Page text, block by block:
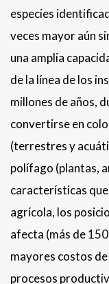
especies
veces mayor aún
una amplia
de la línea de los
millones de años,
convertirse en
(terrestres y
polífago (plantas,
características
agrícola, los
afecta (más de
mayores costos
procesos